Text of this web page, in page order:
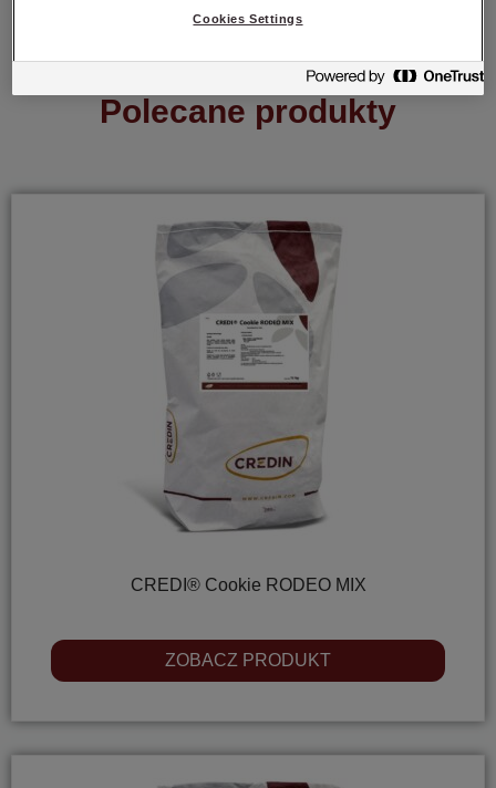
Polecane produkty
CREDI® Cookie RODEO MIX
ZOBACZ PRODUKT
Cookies Settings